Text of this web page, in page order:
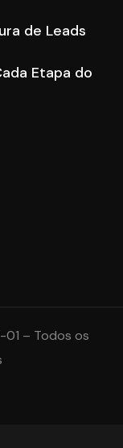
de Leads
Etapa do
01 – Todos os